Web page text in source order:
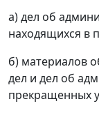
а) дел об
находящихся в
б) материалов
дел и дел об
прекращенных